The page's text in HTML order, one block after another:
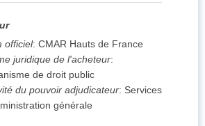
officiel: CMAR Hauts de France
juridique de l'acheteur:
de droit public
du pouvoir adjudicateur: Services
générale